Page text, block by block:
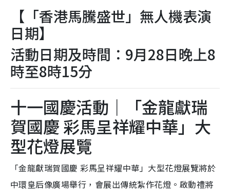
【「香港馬騰盛世」無人機表演
日期】
活動日期及時間：9月28日晚上8
時至8時15分
十一國慶活動｜「金龍獻瑞
賀國慶 彩馬呈祥耀中華」大
型花燈展覽
「金龍獻瑞賀國慶 彩馬呈祥耀中華」大型花燈展覽將於
中環皇后像廣場舉行，會展出傳統紮作花燈。啟動禮將